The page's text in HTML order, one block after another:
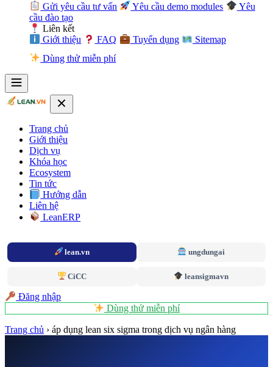
Gửi yêu cầu tư vấn
Yêu cầu demo modules
Yêu
cầu đào tạo
Liên kết
Giới thiệu
FAQ Tuyển dụng
Sitemap
Dùng thử miễn phí
Trang chủ
Giới thiệu
Dịch vụ
Khóa học
Ecosystem
Tin tức
Hướng dẫn
Liên hệ
LeanERP
lean.vn ungdungai
CiCC leansigmavn
Đăng nhập
Dùng thử miễn phí
Trang chủ › áp dụng lean six sigma trong dịch vụ ngân hàng